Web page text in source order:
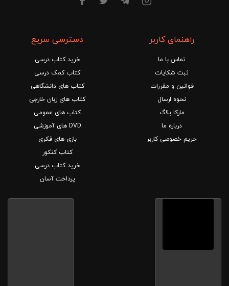
راهنمای کاربر
تماس با ما
ثبت شکایات
قوانین و مقررات
نحوه ارسال
مارکا بلاگ
درباره ما
حریم خصوصی کاربر
دسترسی سریع
خرید کتاب درسی
کتاب کمک درسی
کتاب های دانشگاهی
کتاب های زبان خارجی
کتاب های عمومی
DVD های آموزشی
بازی های فکری
کتاب کنکور
خرید کتاب درسی
پرداخت آسان